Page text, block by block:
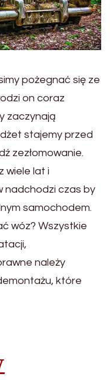
pożegnać się ze
on coraz
zaczynają
stajemy przed
zezłomowanie.
wiele lat i
nadchodzi czas by
samochodem.
wóz? Wszystkie
należy
które